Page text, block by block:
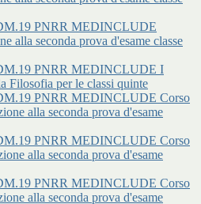
PNRR MEDINCLUDE
alla seconda prova d'esame classe
PNRR MEDINCLUDE I
Filosofia per le classi quinte
PNRR MEDINCLUDE Corso
alla seconda prova d'esame
PNRR MEDINCLUDE Corso
alla seconda prova d'esame
PNRR MEDINCLUDE Corso
alla seconda prova d'esame